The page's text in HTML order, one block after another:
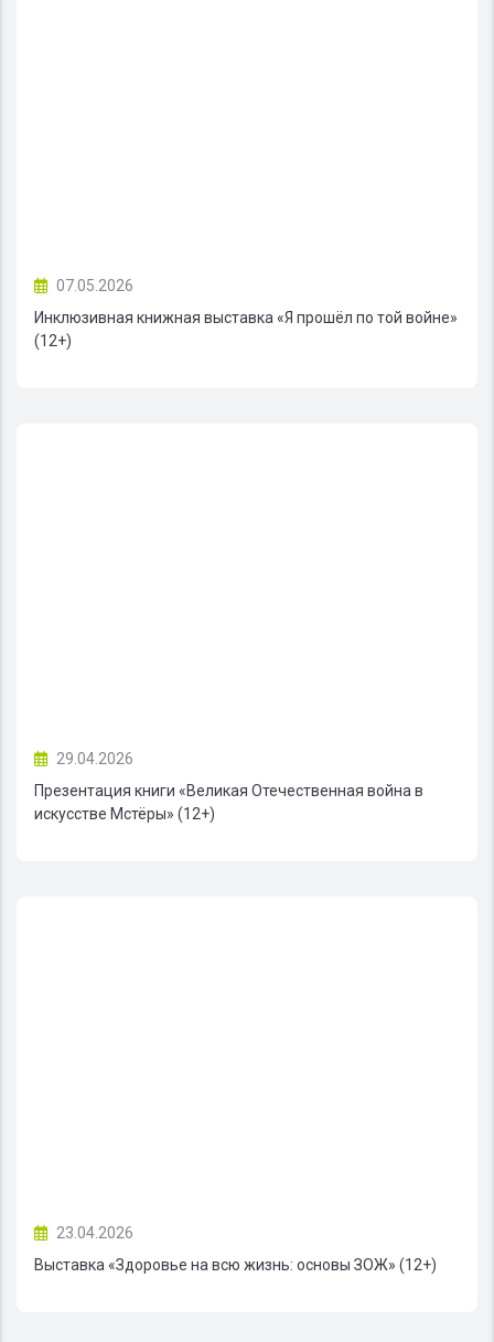
07.05.2026
Инклюзивная книжная выставка «Я прошёл по той войне»
(12+)
29.04.2026
Презентация книги «Великая Отечественная война в
искусстве Мстёры» (12+)
23.04.2026
Выставка «Здоровье на всю жизнь: основы ЗОЖ» (12+)